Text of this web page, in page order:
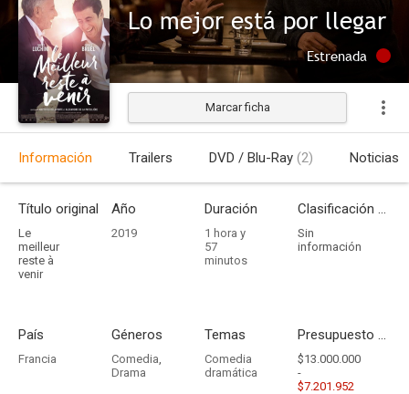
Lo mejor está por llegar
Estrenada
Marcar ficha
Información Trailers DVD / Blu-Ray (2) Noticias
Título original
Le
meilleur
reste à
venir
Año
2019
Duración
1 hora y
57
minutos
Clasificación por edades
Sin
información
País
Francia
Géneros
Comedia,
Drama
Temas
Comedia
dramática
Presupuesto - Ingresos
$13.000.000
-
$7.201.952